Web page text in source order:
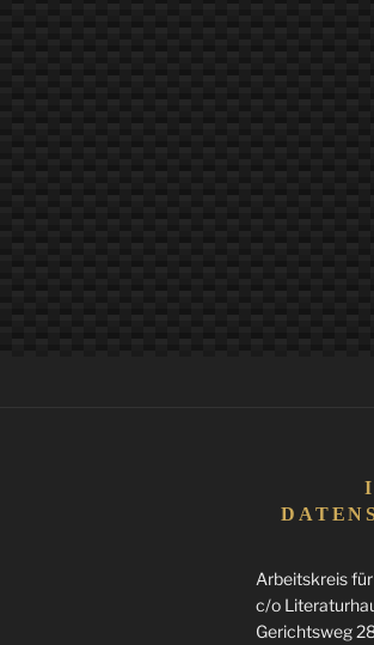
Arbeitskreis
c/o
Gerichtsweg